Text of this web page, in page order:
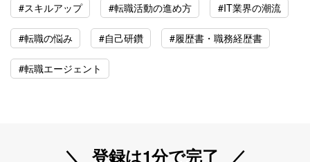
#スキルアップ #転職活動の進め方 #IT業界の潮流
#転職の悩み #自己研鑽 #履歴書・職務経歴書
#転職エージェント
登録は1分で完了